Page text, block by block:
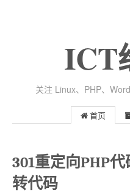
ICT
关注 Linux、PHP、
首页
301重定向PHP
转代码